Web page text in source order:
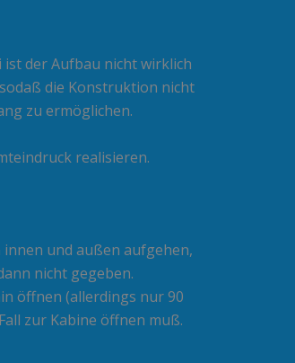
der Aufbau nicht wirklich
die Konstruktion nicht
zu ermöglichen.
realisieren.
und außen aufgehen,
nicht gegeben.
öffnen (allerdings nur 90
zur Kabine öffnen muß.